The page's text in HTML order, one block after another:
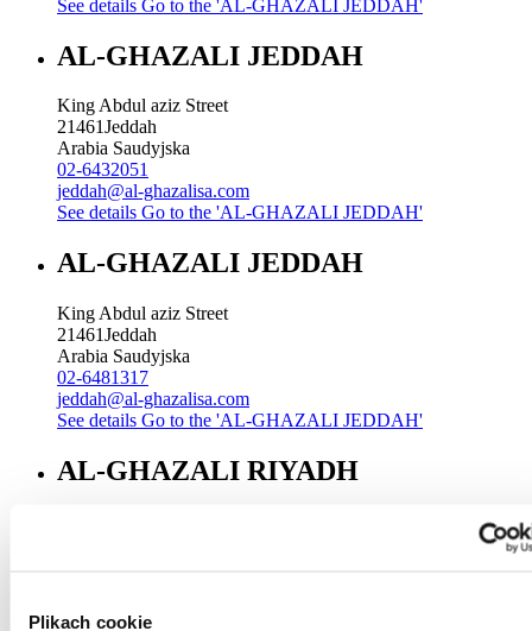
Plikach cookie
See details Go to the 'AL-GHAZALI JEDDAH'
AL-GHAZALI JEDDAH
King Abdul aziz Street
21461Jeddah
Arabia Saudyjska
02-6432051
jeddah@al-ghazalisa.com
See details Go to the 'AL-GHAZALI JEDDAH'
AL-GHAZALI JEDDAH
King Abdul aziz Street
21461Jeddah
Arabia Saudyjska
02-6481317
jeddah@al-ghazalisa.com
See details Go to the 'AL-GHAZALI JEDDAH'
AL-GHAZALI RIYADH